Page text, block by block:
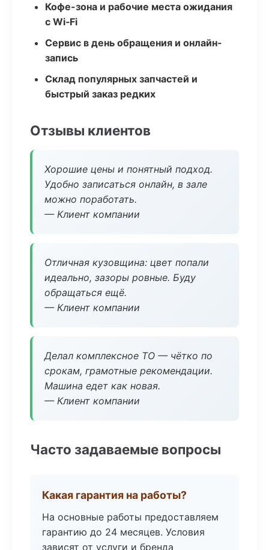
Кофе-зона и рабочие места ожидания
с Wi‑Fi
Сервис в день обращения и онлайн-
запись
Склад популярных запчастей и
быстрый заказ редких
Отзывы клиентов
Хорошие цены и понятный подход.
Удобно записаться онлайн, в зале
можно поработать.
— Клиент компании
Отличная кузовщина: цвет попали
идеально, зазоры ровные. Буду
обращаться ещё.
— Клиент компании
Делал комплексное ТО — чётко по
срокам, грамотные рекомендации.
Машина едет как новая.
— Клиент компании
Часто задаваемые вопросы
Какая гарантия на работы?
На основные работы предоставляем
гарантию до 24 месяцев. Условия
зависят от услуги и бренда